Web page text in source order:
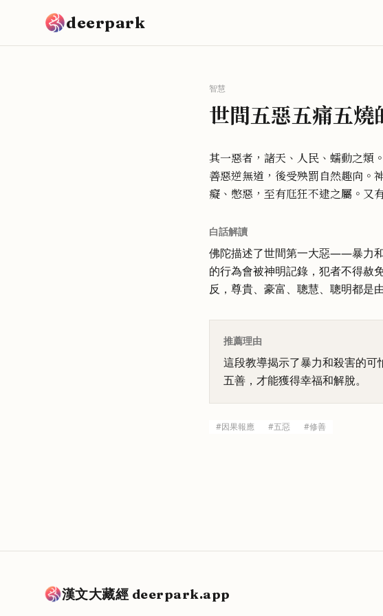
deerpark
智慧
世間五惡五痛五燒
其一惡者，諸天、人民、蠕動之類
善惡逆無道，後受殃罰自然趣向。
癡、憋惡，至有尫狂不逮之屬。又
白話解讀
佛陀描述了世間第一大惡——暴力
的行為會被神明記錄，犯者不得赦
反，尊貴、豪富、聰慧、聰明都是
推薦理由
這段教導揭示了暴力和殺害的
五善，才能獲得幸福和解脫。
#因果報應 #五惡 #修善
漢文大藏經 deerpark.app